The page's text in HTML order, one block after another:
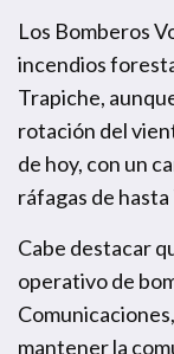
Los Bomberos
incendios
Trapiche,
rotación del
de hoy, con un
ráfagas de
Cabe destacar
operativo de
mantener la